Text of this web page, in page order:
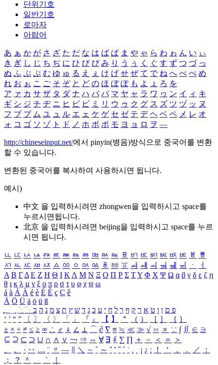
단위기호
일반기호
로마자
아랍어
あ ぁ か が さ ざ た だ な は ば ぱ ま や ゃ ら わ ゎ ん い ぃ
き ぎ し じ ち ぢ に ひ び ぴ み り う ぅ く ぐ す ず つ づ っ
ぬ ふ ぶ ぷ む ゆ ゅ る え ぇ け げ せ ぜ て で ね へ べ ぺ め
れ お ぉ こ ご そ ぞ と ど の ほ ぼ ぽ も よ ょ ろ を
ア ァ カ サ ザ タ ダ ナ ハ バ パ マ ヤ ャ ラ ワ ヮ ン イ ィ キ
ギ シ ジ チ ヂ ニ ヒ ビ ピ ミ リ ウ ゥ ク グ ス ズ ツ ヅ ッ ヌ
フ ブ プ ム ユ ュ ル エ ェ ケ ゲ セ ゼ テ デ ヘ ベ ペ メ レ オ
ォ コ ゴ ソ ゾ ト ド ノ ホ ボ ポ モ ヨ ョ ロ ヲ ―
http://chineseinput.net/에서 pinyin(병음)방식으로 중국어를 변환
할 수 있습니다.
변환된 중국어를 복사하여 사용하시면 됩니다.
예시)
中文 을 입력하시려면 zhongwen을 입력하시고 space를
누르시면됩니다.
北京 을 입력하시려면 beijing을 입력하시고 space를 누르
시면 됩니다.
ㅥ ㅦ ㅧ ㅨ ㅩ ㅪ ㅫ ㅬ ㅭ ㅮ ㅯ ㅰ ㅱ ㅲ ㅳ ㅴ ㅵ ㅶ ㅷ ㅸ
ㅹ
ㅺ ㅻ ㅼ ㅽ ㅾ ㅿ ㆀ ㆁ ㆂ ㆃ ㆄ ㆅ ㆆ ㆇ ㆈ ㆉ ㆊ ㆋ ㆌ ㆍ
ㆎ
Α Β ΓΔ Ε Ζ Η Θ Ι ΚΛ Μ Ν Ξ Ο Π Ρ Σ ΤΥ Φ Χ Ψ Ω α β γ δ ε ζ η
θ ι κ λ μ ν ξ ο π ρ σ τ υ φ χ ψ ω
á à Á À é è É È ç Ç ê
Ä Ö Ü ä ö ü ß
ִֶֹ ֻּ ׁׂ פ ם ן ו ט א ר ק ף ך ל ח י ע כ ג ד ש ץ ת צ מ נ ה ב
‘ ’ “ ” 〔 〕 〈 〉 「 」 『 』 【 】 ＂ （ ） ［ ］ ｛ ｝
± × ÷ ≠ ≤ ≥ ∞ ∴ ♂ ♀ ∠ ⊥ ⌒ ∂ ∇ ≡ ≒ ≪ ≫ √ ∽ ∝ ∵ ∫ ∬ ∈ ∋
⊆ ⊇ ⊂ ⊃ ∪ ∩ ∧ ∨ ￢ ⇒ ⇔ ∀ ∃ ∮ ∑ ∏ ＋ － ＜ ＝
＞
、
。 · ‥ … ¨ 〃 ― ＼ ∼ ´ ～ ˇ ˘ ˝ ˚ ˙ ¸ ¡ ¿ ː ！ ＇ ， ． ／
：
；
？ ＾ ｀